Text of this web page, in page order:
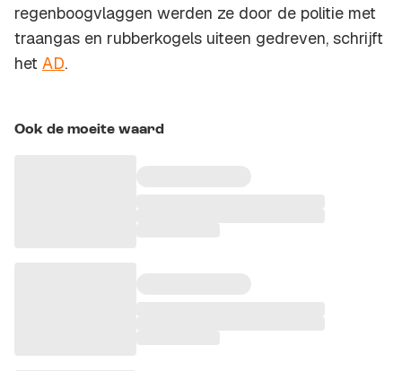
regenboogvlaggen werden ze door de politie met
traangas en rubberkogels uiteen gedreven, schrijft
het AD.
Ook de moeite waard